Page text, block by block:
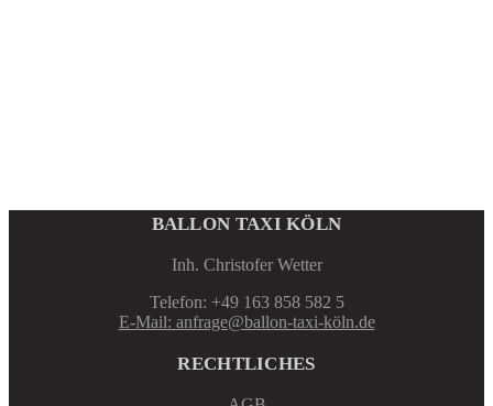
BALLON TAXI KÖLN
Inh. Christofer Wetter
Telefon: +49 163 858 582 5
E-Mail: anfrage@ballon-taxi-köln.de
RECHTLICHES